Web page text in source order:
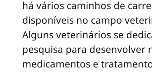
há vários caminhos de
disponíveis no campo
Alguns veterinários se
pesquisa para desenvolver
medicamentos e